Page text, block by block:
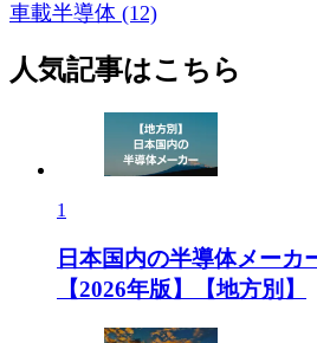
車載半導体 (12)
人気記事はこちら
1
日本国内の半導体メーカ
【2026年版】【地方別】